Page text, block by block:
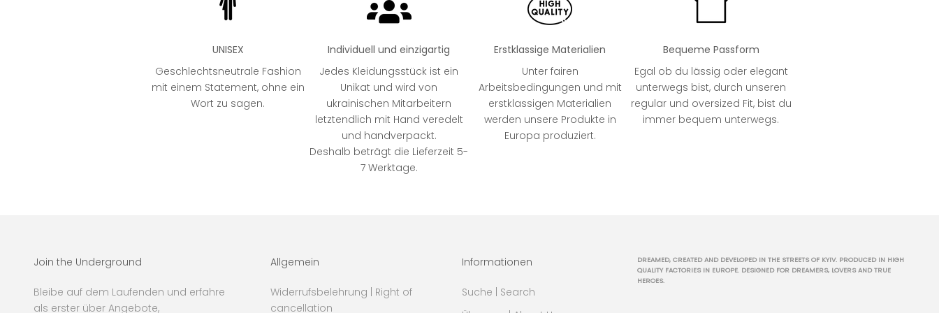
UNISEX
Geschlechtsneutrale Fashion
mit einem Statement, ohne ein
Wort zu sagen.
Individuell und einzigartig
Jedes Kleidungsstück ist ein
Unikat und wird von
ukrainischen Mitarbeitern
letztendlich mit Hand veredelt
und handverpackt.
Deshalb beträgt die Lieferzeit 5-
7 Werktage.
Erstklassige Materialien
Unter fairen
Arbeitsbedingungen und mit
erstklassigen Materialien
werden unsere Produkte in
Europa produziert.
Bequeme Passform
Egal ob du lässig oder elegant
unterwegs bist, durch unseren
regular und oversized Fit, bist du
immer bequem unterwegs.
Join the Underground
Bleibe auf dem Laufenden und erfahre
als erster über Angebote,
Allgemein
Widerrufsbelehrung | Right of
cancellation
Informationen
Suche | Search
DREAMED, CREATED AND DEVELOPED IN THE STREETS OF KYIV. PRODUCED IN HIGH
QUALITY FACTORIES IN EUROPE. DESIGNED FOR DREAMERS, LOVERS AND TRUE
HEROES.